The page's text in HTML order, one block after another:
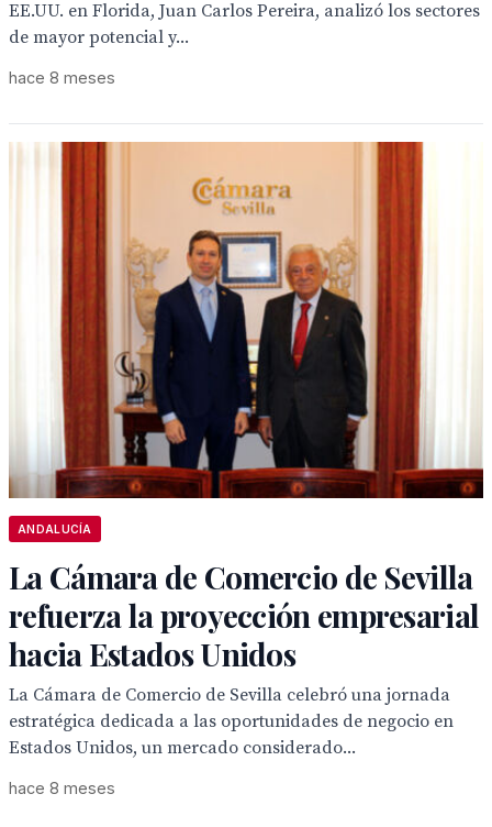
EE.UU. en Florida, Juan Carlos Pereira, analizó los sectores
de mayor potencial y...
hace 8 meses
ANDALUCÍA
La Cámara de Comercio de Sevilla
refuerza la proyección empresarial
hacia Estados Unidos
La Cámara de Comercio de Sevilla celebró una jornada
estratégica dedicada a las oportunidades de negocio en
Estados Unidos, un mercado considerado...
hace 8 meses